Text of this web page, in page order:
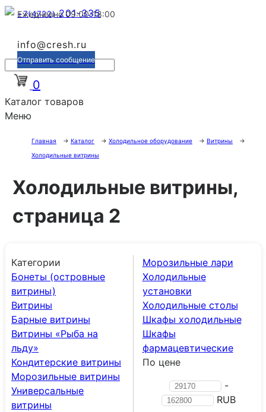
+7(4722)201-335
Ежедневно 09:00-18:00
info@cresh.ru
Отправить сообщение
0
Каталог товаров
Меню
Главная → Каталог → Холодильное оборудование → Витрины
→
Холодильные витрины
Холодильные витрины,
страница 2
Категории
Бонеты (островные
витрины)
Витрины
Барные витрины
Витрины «Рыба на
льду»
Кондитерские витрины
Морозильные витрины
Универсальные
витрины
Морозильные лари
Холодильные
установки
Холодильные столы
Шкафы холодильные
Шкафы
фармацевтические
По цене
-
RUB